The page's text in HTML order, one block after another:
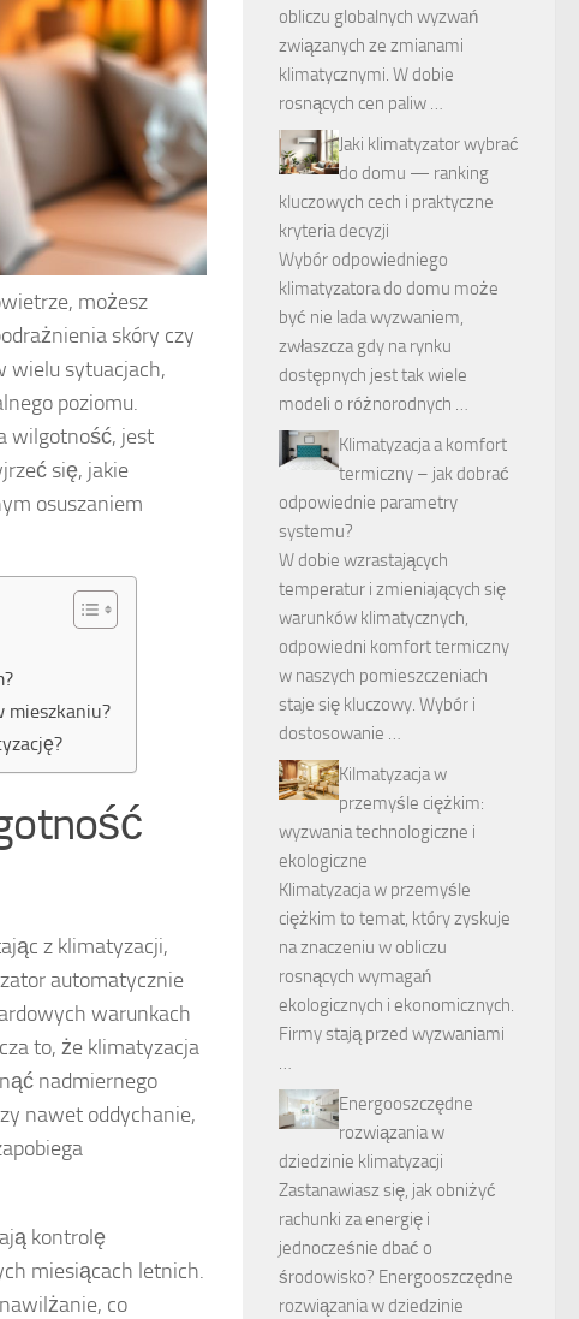
możesz
skóry czy
wielu sytuacjach,
poziomu.
wilgotność, jest
się, jakie
osuszaniem
mieszkaniu?
z klimatyzacji,
automatycznie
warunkach
to, że klimatyzacja
nadmiernego
nawet oddychanie,
kontrolę
miesiącach letnich.
co
obliczu globalnych wyzwań
związanych ze zmianami
klimatycznymi. W dobie
rosnących cen paliw …
Jaki klimatyzator wybrać
do domu — ranking
kluczowych cech i praktyczne
kryteria decyzji
Wybór odpowiedniego
klimatyzatora do domu może
być nie lada wyzwaniem,
zwłaszcza gdy na rynku
dostępnych jest tak wiele
modeli o różnorodnych …
Klimatyzacja a komfort
termiczny – jak dobrać
odpowiednie parametry
systemu?
W dobie wzrastających
temperatur i zmieniających się
warunków klimatycznych,
odpowiedni komfort termiczny
w naszych pomieszczeniach
staje się kluczowy. Wybór i
dostosowanie …
Kilmatyzacja w
przemyśle ciężkim:
wyzwania technologiczne i
ekologiczne
Klimatyzacja w przemyśle
ciężkim to temat, który zyskuje
na znaczeniu w obliczu
rosnących wymagań
ekologicznych i ekonomicznych.
Firmy stają przed wyzwaniami
…
Energooszczędne
rozwiązania w
dziedzinie klimatyzacji
Zastanawiasz się, jak obniżyć
rachunki za energię i
jednocześnie dbać o
środowisko? Energooszczędne
rozwiązania w dziedzinie